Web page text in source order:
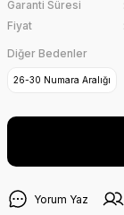
Garanti Süresi
Fiyat
Diğer Bedenler
26-30 Numara Aralığı
Yorum Yaz